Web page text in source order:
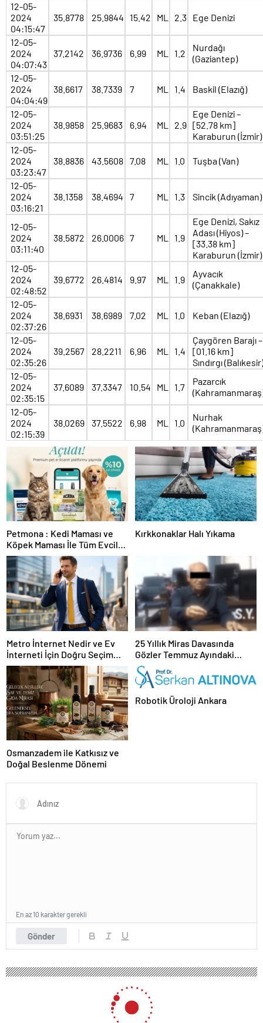
12-05-
2024
04:15:47
35.8778 25.9844 15.42 ML 2.3 Ege Denizi
12-05-
2024
04:07:43
37.2142 36.9736 6.99 ML 1.2
Nurdağı
(Gaziantep)
12-05-
2024
04:04:49
38.6617 38.7339 7 ML 1.4 Baskil (Elazığ)
12-05-
2024
03:51:25
38.9858 25.9683 6.94 ML 2.9
Ege Denizi –
[52.78 km]
Karaburun (İzmir)
12-05-
2024
03:23:47
38.8836 43.5608 7.08 ML 1.0 Tuşba (Van)
12-05-
2024
03:16:21
38.1358 38.4694 7 ML 1.3 Sincik (Adıyaman)
12-05-
2024
03:11:40
38.5872 26.0006 7 ML 1.9
Ege Denizi, Sakız
Adası (Hiyos) –
[33.38 km]
Karaburun (İzmir)
12-05-
2024
02:48:52
39.6772 26.4814 9.97 ML 1.9
Ayvacık
(Çanakkale)
12-05-
2024
02:37:26
38.6931 38.6989 7.02 ML 1.0 Keban (Elazığ)
12-05-
2024
02:35:26
39.2567 28.2211 6.96 ML 1.4
Çaygören Barajı –
[01.16 km]
Sındırgı (Balıkesir)
12-05-
2024
02:35:15
37.6089 37.3347 10.54 ML 1.7
Pazarcık
12-05-
2024
02:15:39
38.0269 37.5522 6.98 ML 1.0
Nurhak
Petmona : Kedi Maması ve
Köpek Maması İle Tüm Evcil
Hayvan Ürünleri
Kırkkonaklar Halı Yıkama
Metro İnternet Nedir ve Ev
İnterneti İçin Doğru Seçim
Nasıl Yapılır
25 Yıllık Miras Davasında
Gözler Temmuz Ayındaki
Karar Duruşmasına Çevrildi
Osmanzadem ile Katkısız ve
Doğal Beslenme Dönemi
Robotik Üroloji Ankara
Gönder
En az 10 karakter gerekli